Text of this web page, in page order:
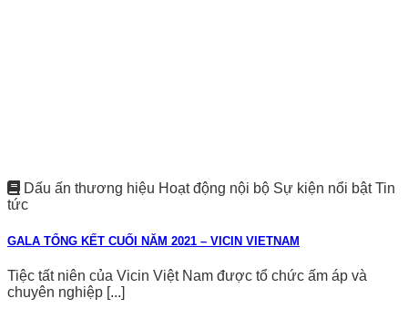
Dấu ấn thương hiệu Hoạt động nội bộ Sự kiện nổi bật Tin
tức
GALA TỔNG KẾT CUỐI NĂM 2021 – VICIN VIETNAM
Tiệc tất niên của Vicin Việt Nam được tổ chức ấm áp và
chuyên nghiệp [...]